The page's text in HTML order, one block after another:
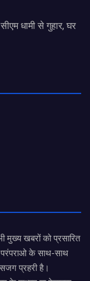
धामी से गुहार, घर
मुख्य खबरों को प्रसारित
परंपराओ के साथ-साथ
सजग प्रहरी है।